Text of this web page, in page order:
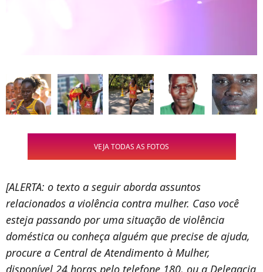
VEJA TODAS AS FOTOS
[ALERTA: o texto a seguir aborda assuntos
relacionados a violência contra mulher. Caso você
esteja passando por uma situação de violência
doméstica ou conheça alguém que precise de ajuda,
procure a Central de Atendimento à Mulher,
disponível 24 horas pelo telefone 180, ou a Delegacia